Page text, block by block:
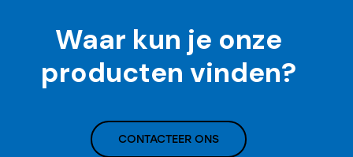
Waar kun je onze
producten vinden?
CONTACTEER ONS